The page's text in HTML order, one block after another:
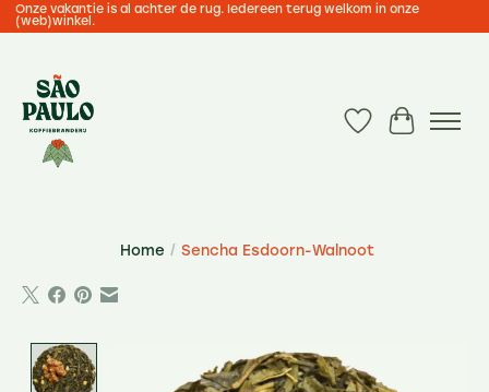
Onze vakantie is al achter de rug. Iedereen terug welkom in onze
(web)winkel.
Verlanglijst
Home / Sencha Esdoorn-Walnoot
Product image slideshow Items